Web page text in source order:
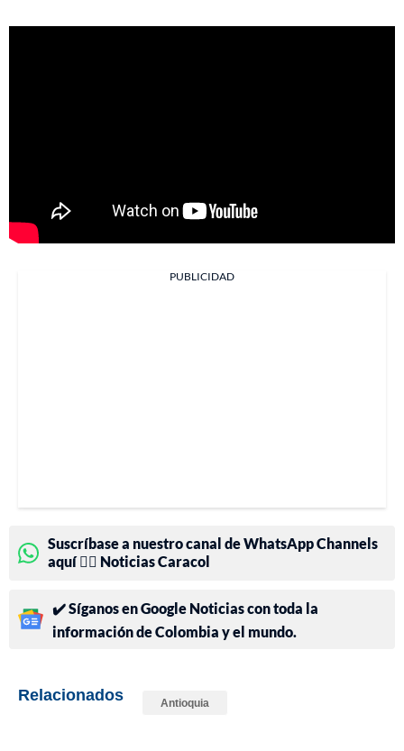
PUBLICIDAD
Suscríbase a nuestro canal de WhatsApp Channels
aquí 👉🏻 Noticias Caracol
✔️ Síganos en Google Noticias con toda la
información de Colombia y el mundo.
Relacionados Antioquia